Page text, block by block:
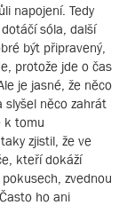
napojení. Tedy
sóla, další
být připravený,
protože jde o čas
je jasné, že něco
slyšel něco zahrát
k tomu
zjistil, že ve
kteří dokáží
zvednou
ho ani